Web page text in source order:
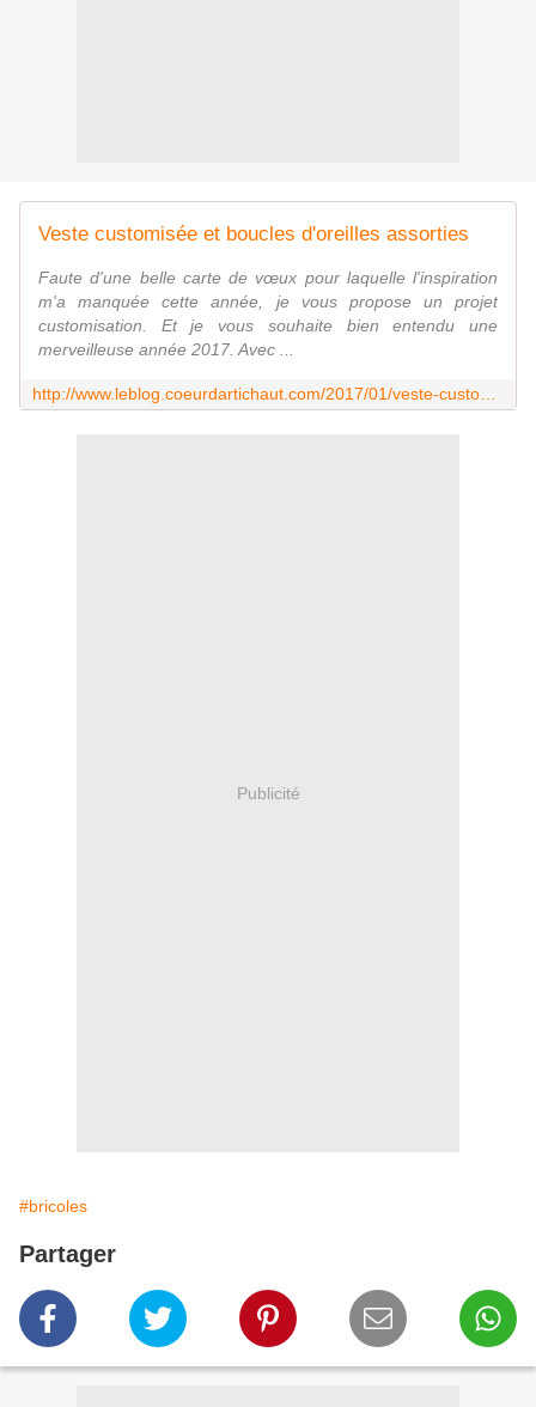
Veste customisée et boucles d'oreilles assorties
Faute d'une belle carte de vœux pour laquelle l'inspiration
m'a manquée cette année, je vous propose un projet
customisation. Et je vous souhaite bien entendu une
merveilleuse année 2017. Avec ...
Publicité
#bricoles
Partager